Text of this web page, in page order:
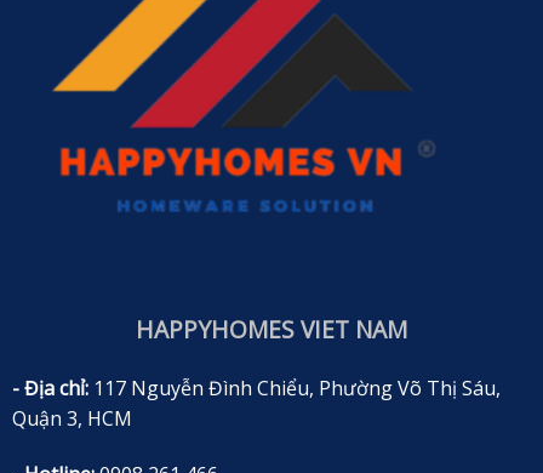
HAPPYHOMES VIET NAM
- Địa chỉ:117 Nguyễn Đình Chiểu, Phường Võ Thị Sáu,
Quận 3, HCM